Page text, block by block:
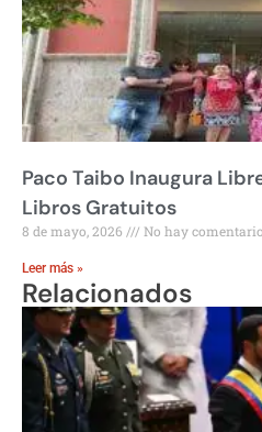
Paco Taibo Inaugura
Libros Gratuitos
8 de mayo, 2026 No hay
Leer más »
Relacionados